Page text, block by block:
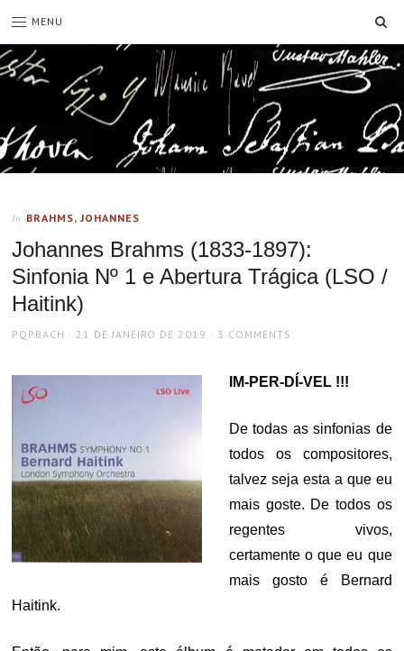
MENU
In BRAHMS, JOHANNES
Johannes Brahms (1833-1897):
Sinfonia Nº 1 e Abertura Trágica (LSO /
Haitink)
AUTHOR
PQPBACH
POSTED
21 DE JANEIRO DE 2019 3 COMMENTS
IM-PER-DÍ-VEL !!!
De todas as sinfonias de
todos os compositores,
talvez seja esta a que eu
mais goste. De todos os
regentes vivos,
certamente o que eu que
mais gosto é Bernard
Haitink.